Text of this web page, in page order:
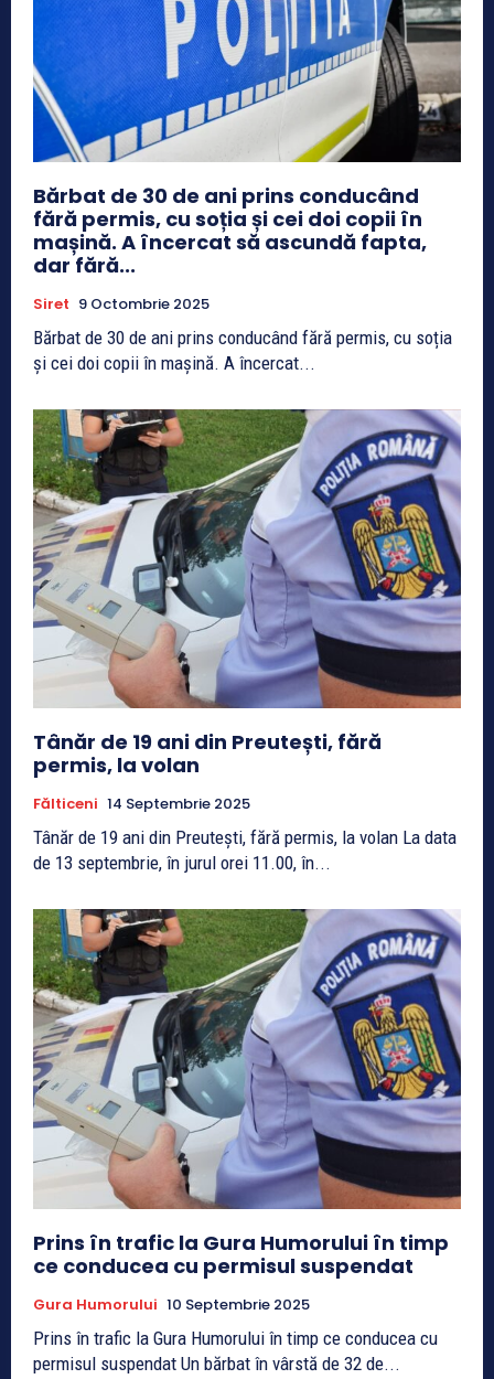
Bărbat de 30 de ani prins conducând
fără permis, cu soția și cei doi copii în
mașină. A încercat să ascundă fapta,
dar fără...
Siret 9 Octombrie 2025
Bărbat de 30 de ani prins conducând fără permis, cu soția
și cei doi copii în mașină. A încercat...
Tânăr de 19 ani din Preutești, fără
permis, la volan
Fălticeni 14 Septembrie 2025
Tânăr de 19 ani din Preutești, fără permis, la volan La data
de 13 septembrie, în jurul orei 11.00, în...
Prins în trafic la Gura Humorului în timp
ce conducea cu permisul suspendat
Gura Humorului 10 Septembrie 2025
Prins în trafic la Gura Humorului în timp ce conducea cu
permisul suspendat Un bărbat în vârstă de 32 de...